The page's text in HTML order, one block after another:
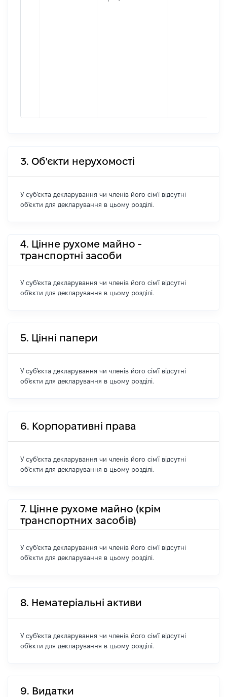
3. Об'єкти нерухомості
У суб'єкта декларування чи членів його сім'ї відсутні
об'єкти для декларування в цьому розділі.
4. Цінне рухоме майно -
транспортні засоби
У суб'єкта декларування чи членів його сім'ї відсутні
об'єкти для декларування в цьому розділі.
5. Цінні папери
У суб'єкта декларування чи членів його сім'ї відсутні
об'єкти для декларування в цьому розділі.
6. Корпоративні права
У суб'єкта декларування чи членів його сім'ї відсутні
об'єкти для декларування в цьому розділі.
7. Цінне рухоме майно (крім
транспортних засобів)
У суб'єкта декларування чи членів його сім'ї відсутні
об'єкти для декларування в цьому розділі.
8. Нематеріальні активи
У суб'єкта декларування чи членів його сім'ї відсутні
об'єкти для декларування в цьому розділі.
9. Видатки